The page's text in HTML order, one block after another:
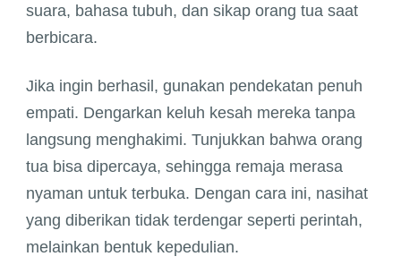
suara, bahasa tubuh, dan sikap orang tua saat
berbicara.
Jika ingin berhasil, gunakan pendekatan penuh
empati. Dengarkan keluh kesah mereka tanpa
langsung menghakimi. Tunjukkan bahwa orang
tua bisa dipercaya, sehingga remaja merasa
nyaman untuk terbuka. Dengan cara ini, nasihat
yang diberikan tidak terdengar seperti perintah,
melainkan bentuk kepedulian.